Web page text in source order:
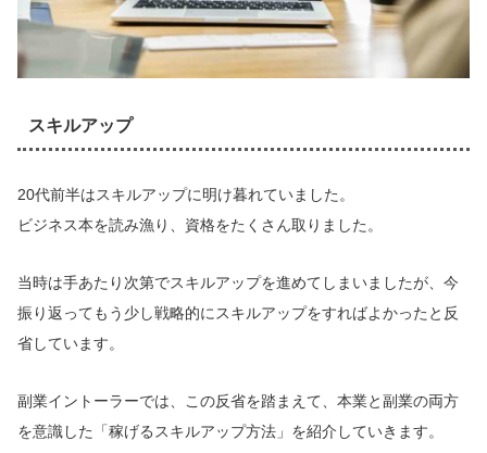
スキルアップ
20代前半はスキルアップに明け暮れていました。
ビジネス本を読み漁り、資格をたくさん取りました。
当時は手あたり次第でスキルアップを進めてしまいましたが、今
振り返ってもう少し戦略的にスキルアップをすればよかったと反
省しています。
副業イントーラーでは、この反省を踏まえて、本業と副業の両方
を意識した「稼げるスキルアップ方法」を紹介していきます。